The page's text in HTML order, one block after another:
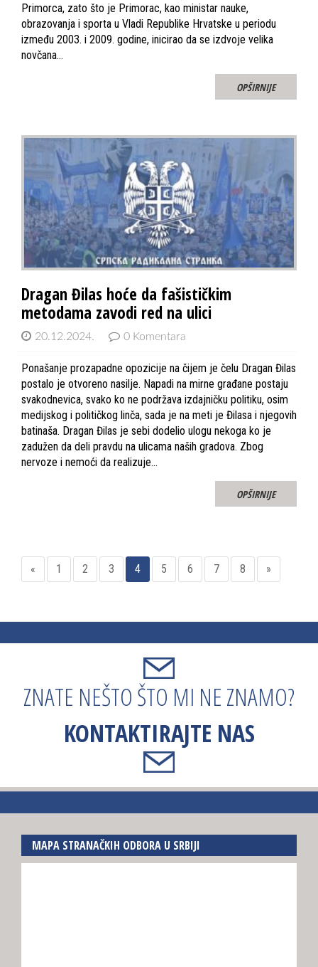
Primorca, zato što je Primorac, kao ministar nauke,
obrazovanja i sporta u Vladi Republike Hrvatske u periodu
između 2003. i 2009. godine, inicirao da se izdvoje velika
novčana…
OPŠIRNIJE
Dragan Đilas hoće da fašističkim
metodama zavodi red na ulici
20.12.2024. 0 Komentara
Ponašanje prozapadne opozicije na čijem je čelu Dragan Đilas
postalo je otvoreno nasilje. Napadi na mirne građane postaju
svakodnevica, svako ko ne podržava izdajničku politiku, osim
medijskog i političkog linča, sada je na meti je Đilasa i njegovih
batinaša. Dragan Đilas je sebi dodelio ulogu nekoga ko je
zadužen da deli pravdu na ulicama naših gradova. Zbog
nervoze i nemoći da realizuje…
OPŠIRNIJE
« 1 2 3 4 5 6 7 8 »
ZNATE NEŠTO ŠTO MI NE ZNAMO?
KONTAKTIRAJTE NAS
MAPA STRANAČKIH ODBORA U SRBIJI